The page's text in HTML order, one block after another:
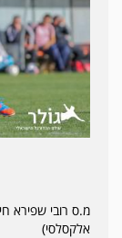
אלקסלסי)